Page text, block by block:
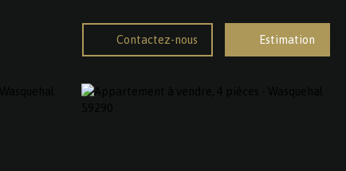
Contactez-nous Estimation